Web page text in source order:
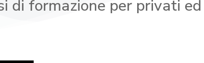
di formazione per privati